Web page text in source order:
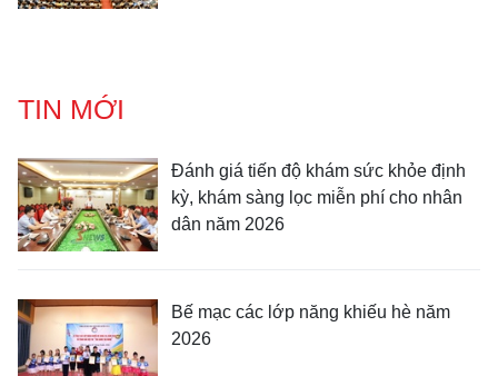
TIN MỚI
Đánh giá tiến độ khám sức khỏe định
kỳ, khám sàng lọc miễn phí cho nhân
dân năm 2026
Bế mạc các lớp năng khiếu hè năm
2026